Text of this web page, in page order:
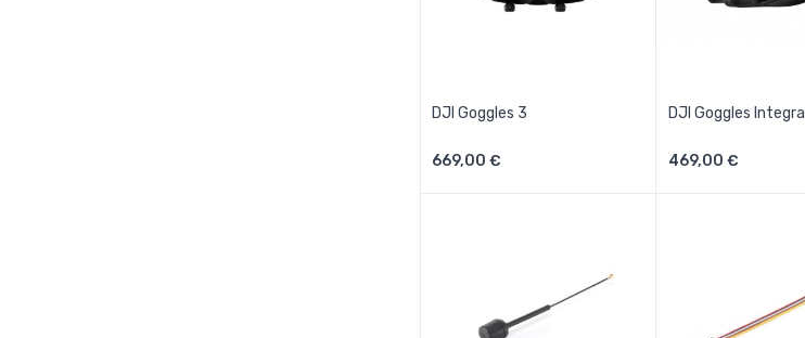
DJI Goggles 3
669,00 €
DJI Goggles Integra
469,00 €